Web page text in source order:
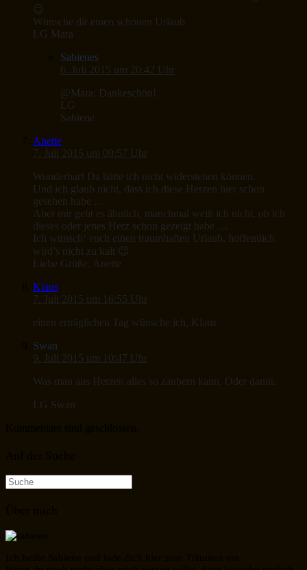
😉
Wünsche dir einen schönen Urlaub
LG Mara
Sabienes
6. Juli 2015 um 20:42 Uhr
@Mara: Dankeschön!
LG
Sabiene
Anette
7. Juli 2015 um 09:57 Uhr
Wunderbar! Da hätte ich nicht widerstehen können.
Und ich glaub nicht, dass ich diese Herzen hier schon
gesehen habe …
Aber mir geht es ähnlich, manchmal weiß ich nicht, ob ich
dieses oder jenes Herz schon gezeigt habe …
Ich wünsch‘ euch einen traumhaften Urlaub, hoffentlich
wird’s nicht zu kalt 😉
Liebe Grüße, Anette
Klaus
7. Juli 2015 um 16:55 Uhr
einen erträglichen Tag wünsche ich, Klaus
Swan
9. Juli 2015 um 10:47 Uhr
Was man aus Herzen alles so zaubern kann. Oder damit.
LG Swan
Suche
nach: